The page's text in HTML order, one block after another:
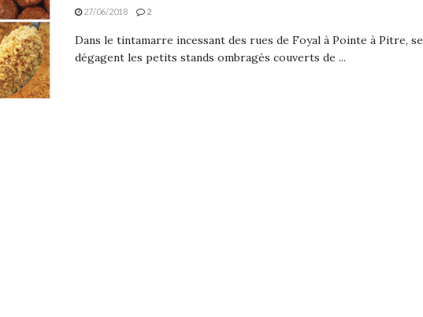
27/06/2018 2
Dans le tintamarre incessant des rues de Foyal à Pointe à Pitre, se
dégagent les petits stands ombragés couverts de ...